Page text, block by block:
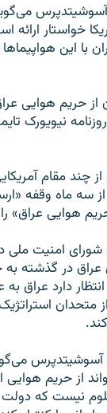
خواستار ارائه
با این
از حریم هوایی
نیویورک
از چند مقام
سه ماه وقفه
هوایی عراق»
امنیت ملی
عراق در گذشته
دارد عراق
متحدان
از حریم
نیست که